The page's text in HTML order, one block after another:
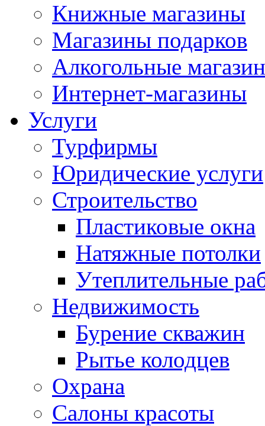
Книжные магазины
Магазины подарков
Алкогольные
Интернет-магазины
Услуги
Турфирмы
Юридические услуги
Строительство
Пластиковые окна
Натяжные потолки
Утеплительные
Недвижимость
Бурение скважин
Рытье колодцев
Охрана
Салоны красоты